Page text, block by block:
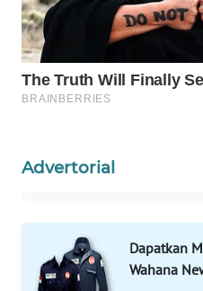
Advertorial
Dapatkan
Wahana
WAHANA
KONSUMEN
WAHANA
LISTRIK
TRAVEL
WAHANANEWS